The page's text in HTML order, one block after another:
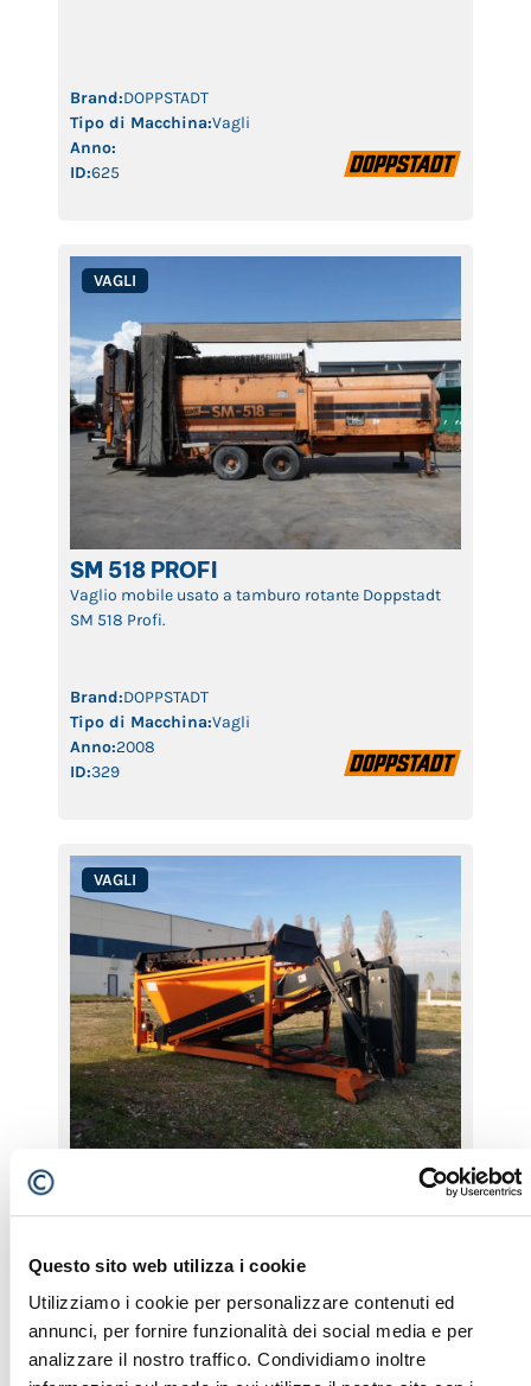
Questo sito web utilizza i cookie
Utilizziamo i cookie per personalizzare contenuti ed
annunci, per fornire funzionalità dei social media e per
analizzare il nostro traffico. Condividiamo inoltre
Brand:DOPPSTADT
Tipo di Macchina:Vagli
Anno:
ID:625
VAGLI
SM 518 PROFI
Vaglio mobile usato a tamburo rotante Doppstadt
SM 518 Profi.
Brand:DOPPSTADT
Tipo di Macchina:Vagli
Anno:2008
ID:329
VAGLI
Vaglio stellare usato Doppstadt DSS. Da revisionare.
In versione fissa. Alimentazione elettrica.
Ingombro e potenza impegnati molto ridotti.
Brand: DOPPSTADT
Tipo di Macchina:
Vagli
Anno:
ID:67